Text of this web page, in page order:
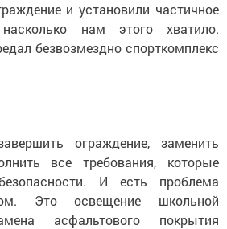
и установили частичное
нам этого хватило.
безвозмездно спорткомплекс
ограждение, заменить
все требования, которые
И есть проблема
Это освещение школьной
асфальтового покрытия